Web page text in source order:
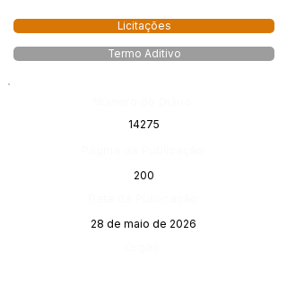
Licitações
Termo Aditivo
14275
200
28 de maio de 2026